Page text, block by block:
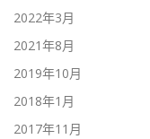
2022年3月
2021年8月
2019年10月
2018年1月
2017年11月